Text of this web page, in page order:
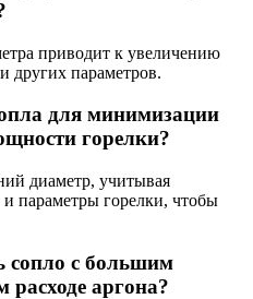
приводит к увеличению
других параметров.
для минимизации
горелки?
диаметр, учитывая
параметры горелки, чтобы
сопло с большим
аргона?